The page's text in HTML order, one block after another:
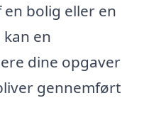
bolig eller en
en
dine opgaver
gennemført